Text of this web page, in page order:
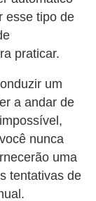
esse tipo de
praticar.
um
a andar de
nunca
uma
tentativas de